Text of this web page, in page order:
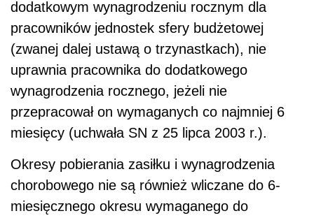
dodatkowym wynagrodzeniu rocznym dla
pracowników jednostek sfery budżetowej
(zwanej dalej ustawą o trzynastkach), nie
uprawnia pracownika do dodatkowego
wynagrodzenia rocznego, jeżeli nie
przepracował on wymaganych co najmniej 6
miesięcy (uchwała SN z 25 lipca 2003 r.).
Okresy pobierania zasiłku i wynagrodzenia
chorobowego nie są również wliczane do 6-
miesięcznego okresu wymaganego do